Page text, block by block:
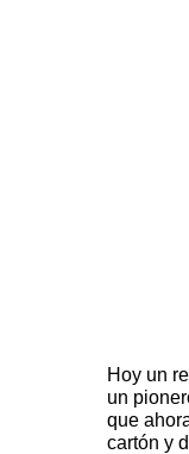
Hoy un
un
que
cartón y